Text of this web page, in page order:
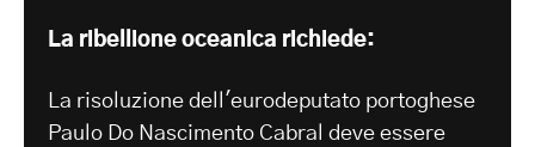
La ribellione oceanica richiede:
La risoluzione dell'eurodeputato portoghese
Paulo Do Nascimento Cabral deve essere